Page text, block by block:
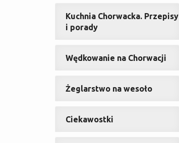
Kuchnia Chorwacka. Przepisy
i porady
Wędkowanie na Chorwacji
Żeglarstwo na wesoło
Ciekawostki